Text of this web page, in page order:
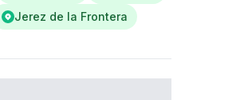
Jerez de la Frontera